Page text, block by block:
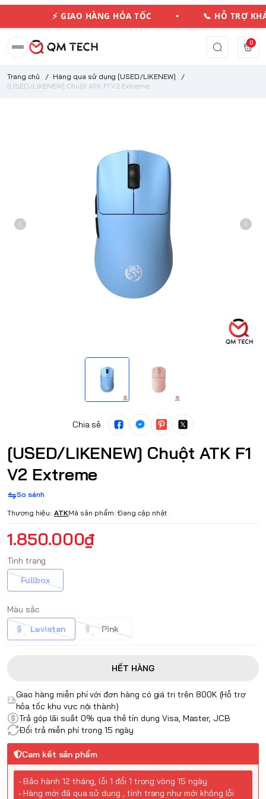
⚡ GIAO HÀNG HỎA TỐC • 📞 HỖ
0
Trang chủ / Hàng qua sử dụng [USED/LIKENEW]
/
[USED/LIKENEW] Chuột ATK F1 V2 Extreme
Chia sẻ
[USED/LIKENEW] Chuột ATK F1
V2 Extreme
So sánh
Thương hiệu: ATKMã sản phẩm: Đang cập nhật
1.850.000₫
Tình trạng
Fullbox
Màu sắc
Leviatan
Pink
HẾT HÀNG
Giao hàng miễn phí với đơn hàng có giá trị trên 800K (Hỗ trợ
hỏa tốc khu vực nội thành)
Trả góp lãi suất 0% qua thẻ tín dụng Visa, Master, JCB
Đổi trả miễn phí trong 15 ngày
Cam kết sản phẩm
- Bảo hành 12 tháng, lỗi 1 đổi 1 trong vòng 15 ngày
- Hàng mới đã qua sử dụng , tình trạng như mới không lỗi